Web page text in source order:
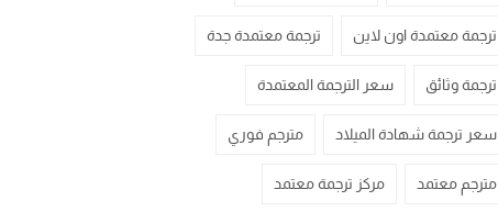
ترجمة معتمدة اون لاين ترجمة معتمدة جدة
ترجمة وثائق سعر الترجمة المعتمدة
سعر ترجمة شهادة الميلاد مترجم فوري
مترجم معتمد مركز ترجمة معتمد